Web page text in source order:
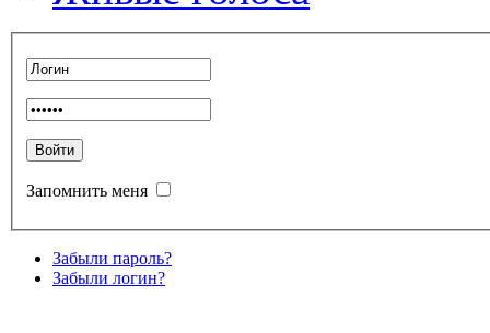
Запомнить меня
Забыли пароль?
Забыли логин?